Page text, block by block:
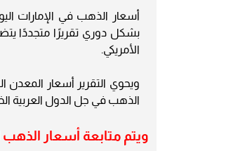
بشكل دوري تقريرًا متجددًا
الأمريكي.
الذهب في جل الدول العربية
ويتم متابعة أسعار الذهب